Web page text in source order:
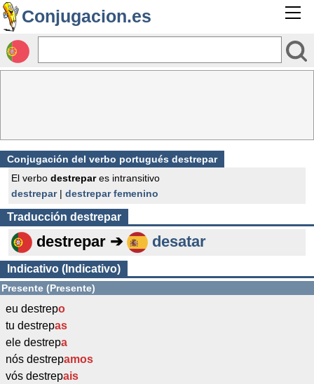
Conjugacion.es
Conjugación del verbo portugués destrepar
El verbo destrepares intransitivo
destrepar| destrepar femenino
Traducción destrepar
destrepar ➔ desatar
Indicativo (Indicativo)
Presente (Presente)
eu destrepo
tu destrepas
ele destrepa
nós destrepamos
vós destrepais